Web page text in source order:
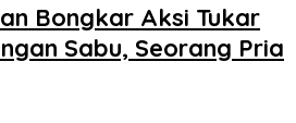
Bongkar Aksi Tukar
Sabu, Seorang Pria